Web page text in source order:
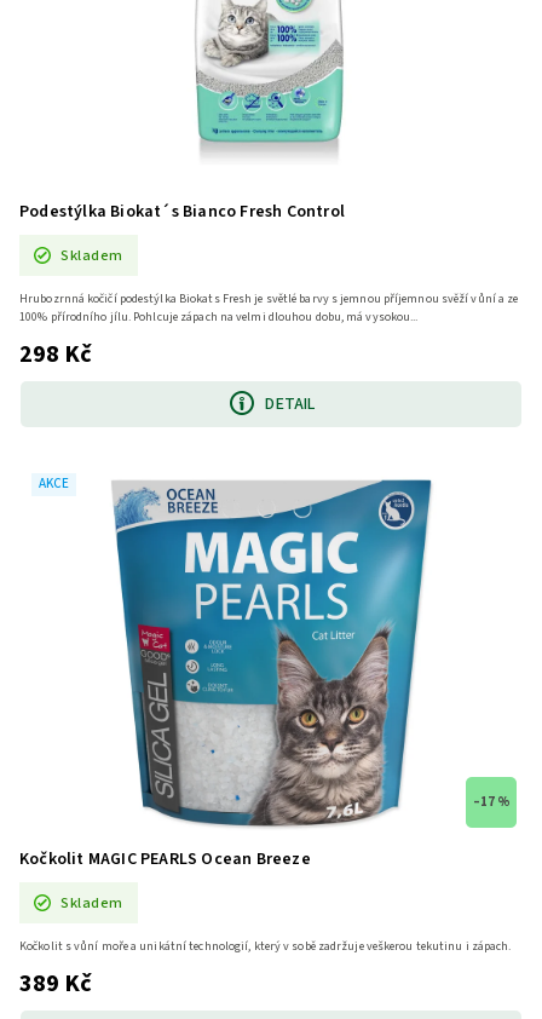
Podestýlka Biokat´s Bianco Fresh Control
Skladem
298 Kč
DETAIL
Hrubozrnná kočičí podestýlka Biokats Fresh je světlé barvy s jemnou příjemnou svěží vůní a ze
100% přírodního jílu. Pohlcuje zápach na velmi dlouhou dobu, má vysokou...
AKCE
–17 %
Kočkolit MAGIC PEARLS Ocean Breeze
Skladem
389 Kč
Kočkolit s vůní moře a unikátní technologií, který v sobě zadržuje veškerou tekutinu i zápach.